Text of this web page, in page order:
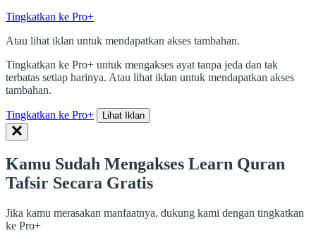
Tingkatkan ke Pro+
Atau lihat iklan untuk mendapatkan akses tambahan.
Tingkatkan ke Pro+ untuk mengakses ayat tanpa jeda dan tak
terbatas setiap harinya. Atau lihat iklan untuk mendapatkan akses
tambahan.
Tingkatkan ke Pro+ Lihat Iklan
Kamu Sudah Mengakses Learn Quran
Tafsir Secara Gratis
Jika kamu merasakan manfaatnya, dukung kami dengan tingkatkan
ke Pro+